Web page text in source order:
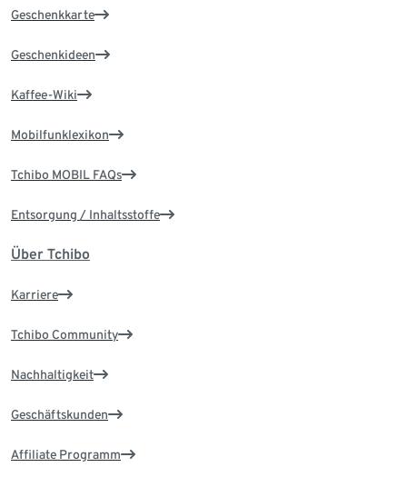
Geschenkkarte
Geschenkideen
Kaffee-Wiki
Mobilfunklexikon
Tchibo MOBIL FAQs
Entsorgung / Inhaltsstoffe
Über Tchibo
Karriere
Tchibo Community
Nachhaltigkeit
Geschäftskunden
Affiliate Programm